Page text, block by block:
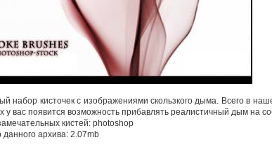
набор кисточек с изображениями скользкого дыма. Всего в
у вас появится возможность прибавлять реалистичный дым на
кистей: photoshop
данного архива: 2.07mb